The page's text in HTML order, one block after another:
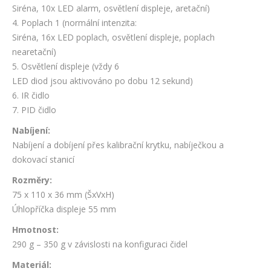
Siréna, 10x LED alarm, osvětlení displeje, aretační)
4. Poplach 1 (normální intenzita:
Siréna, 16x LED poplach, osvětlení displeje, poplach
nearetační)
5. Osvětlení displeje (vždy 6
LED diod jsou aktivováno po dobu 12 sekund)
6. IR čidlo
7. PID čidlo
Nabíjení:
Nabíjení a dobíjení přes kalibrační krytku, nabíječkou a
dokovací stanicí
Rozměry:
75 x 110 x 36 mm (ŠxVxH)
Úhlopříčka displeje 55 mm
Hmotnost:
290 g – 350 g v závislosti na konfiguraci čidel
Materiál: